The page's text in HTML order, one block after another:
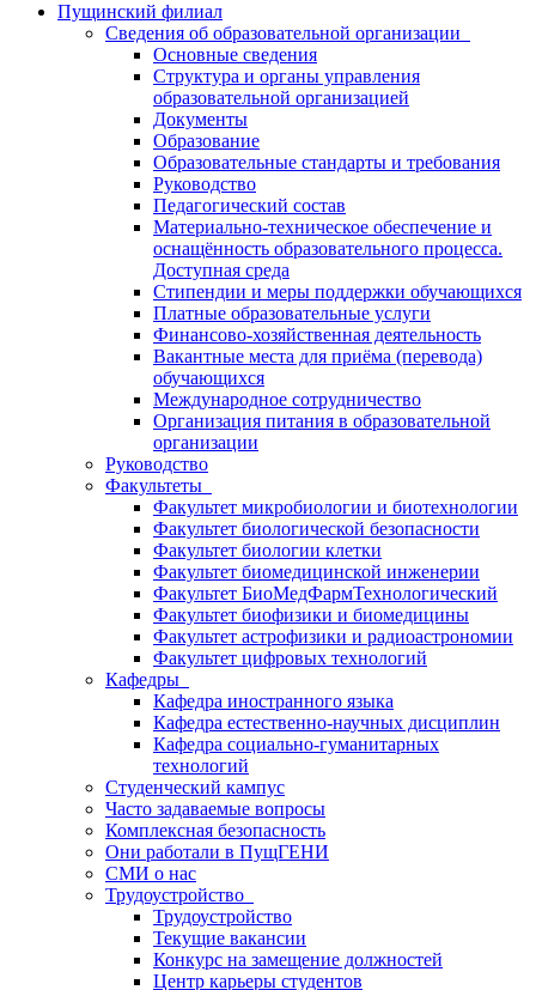
Пущинский филиал
Сведения об образовательной организации
Основные сведения
Структура и органы управления
образовательной организацией
Документы
Образование
Образовательные стандарты и требования
Руководство
Педагогический состав
Материально-техническое обеспечение и
оснащённость образовательного процесса.
Доступная среда
Стипендии и меры поддержки обучающихся
Платные образовательные услуги
Финансово-хозяйственная деятельность
Вакантные места для приёма (перевода)
обучающихся
Международное сотрудничество
Организация питания в образовательной
организации
Руководство
Факультеты
Факультет микробиологии и биотехнологии
Факультет биологической безопасности
Факультет биологии клетки
Факультет биомедицинской инженерии
Факультет БиоМедФармТехнологический
Факультет биофизики и биомедицины
Факультет астрофизики и радиоастрономии
Факультет цифровых технологий
Кафедры
Кафедра иностранного языка
Кафедра естественно-научных дисциплин
Кафедра социально-гуманитарных
технологий
Студенческий кампус
Часто задаваемые вопросы
Комплексная безопасность
Они работали в ПущГЕНИ
СМИ о нас
Трудоустройство
Трудоустройство
Текущие вакансии
Конкурс на замещение должностей
Центр карьеры студентов